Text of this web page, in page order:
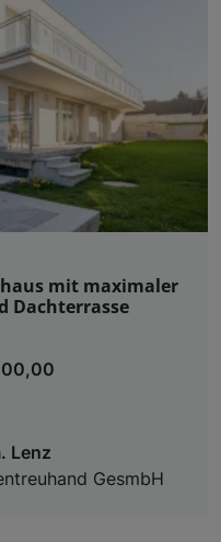
mit maximaler
Dachterrasse
Lenz
GesmbH